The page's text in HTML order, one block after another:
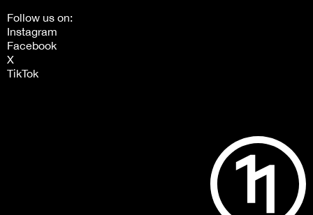
Follow us on:
Instagram
Facebook
X
TikTok